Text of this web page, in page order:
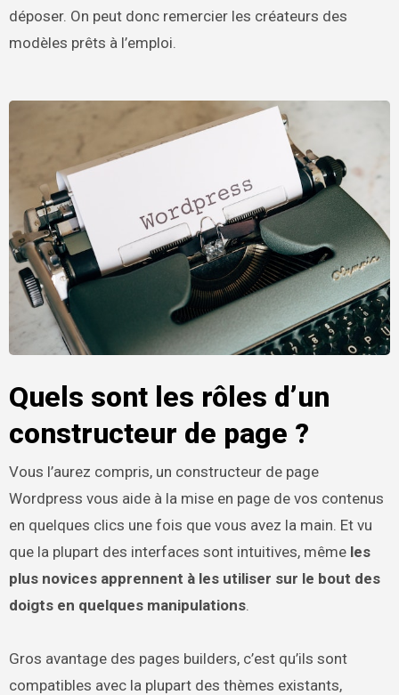
déposer. On peut donc remercier les créateurs des
modèles prêts à l’emploi.
Quels sont les rôles d’un
constructeur de page ?
Vous l’aurez compris, un constructeur de page
Wordpress vous aide à la mise en page de vos contenus
en quelques clics une fois que vous avez la main. Et vu
que la plupart des interfaces sont intuitives, même les
plus novices apprennent à les utiliser sur le bout des
doigts en quelques manipulations.
Gros avantage des pages builders, c’est qu’ils sont
compatibles avec la plupart des thèmes existants,